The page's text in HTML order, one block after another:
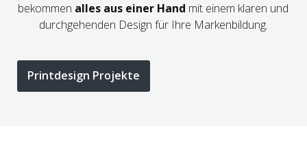
bekommen alles aus einer Hand mit einem klaren und
durchgehenden Design für Ihre Markenbildung.